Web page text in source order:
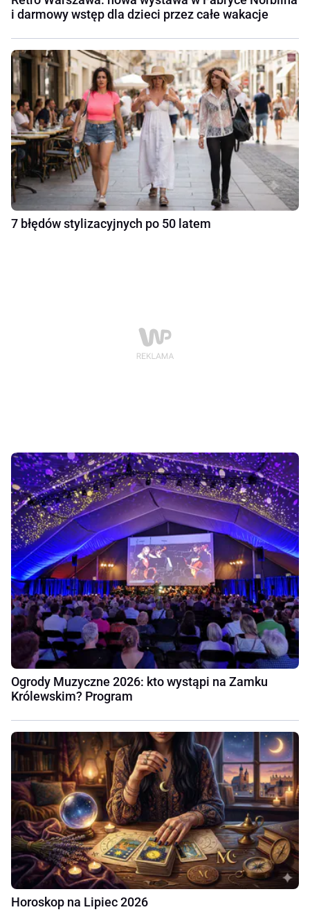
i darmowy wstęp dla dzieci przez całe wakacje
7 błędów stylizacyjnych po 50 latem
Ogrody Muzyczne 2026: kto wystąpi na Zamku
Królewskim? Program
Horoskop na Lipiec 2026